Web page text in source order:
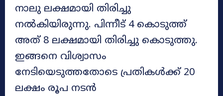
നാലു ലക്ഷമായി തിരിച്ചു
നൽകിയിരുന്നു. പിന്നീട് 4 കൊടുത്ത്
അത് 8 ലക്ഷമായി തിരിച്ചു കൊടുത്തു.
ഇങ്ങനെ വിശ്വാസം
നേടിയെടുത്തതോടെ പ്രതികൾക്ക് 20
ലക്ഷം രൂപ നടൻ